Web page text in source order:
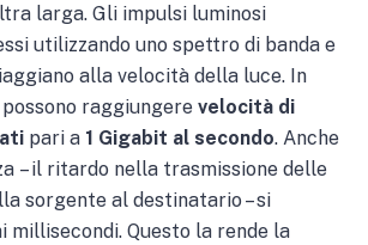
larga. Gli impulsi luminosi
utilizzando uno spettro di banda e
alla velocità della luce. In
raggiungere velocità di
pari a 1 Gigabit al secondo. Anche
– il ritardo nella trasmissione delle
sorgente al destinatario – si
millisecondi. Questo la rende la